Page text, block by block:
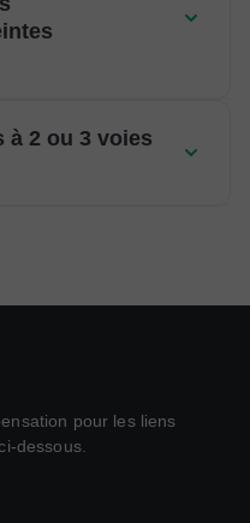
à 2 ou 3 voies
pour les liens
dessous.